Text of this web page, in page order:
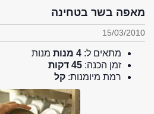
מאפה בשר בטחינה
15/03/2010
מתאים ל: 4 מנות
מנות
זמן הכנה: 45 דקות
רמת מיומנות: קל